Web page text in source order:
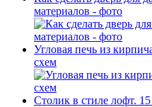
материалов - фото
Угловая печь из
схем
Столик в стиле лофт.